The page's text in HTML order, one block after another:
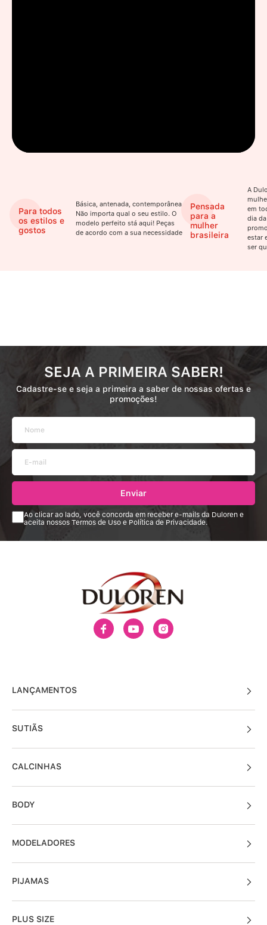
Para todos
os estilos e
gostos
Básica, antenada, contemporânea.
Não importa qual o seu estilo. O
modelo perfeito stá aqui! Peças
de acordo com a sua necessidade
Pensada
para a
mulher
brasileira
A
em
dia
estar
ser
SEJA A PRIMEIRA SABER!
Cadastre-se e seja a primeira a saber de nossas ofertas e
promoções!
Enviar
Ao clicar ao lado, você concorda em receber e-mails da Duloren e
aceita nossos Termos de Uso e Política de Privacidade.
LANÇAMENTOS
SUTIÃS
CALCINHAS
BODY
MODELADORES
PIJAMAS
PLUS SIZE